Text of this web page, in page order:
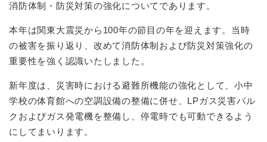
消防体制・防災対策の強化についてであります。
本年は関東大震災から100年の節目の年を迎えます。当時
の被害を振り返り、改めて消防体制および防災対策強化の
重要性を強く認識いたしました。
新年度は、災害時における避難所機能の強化として、小中
学校の体育館への空調設備の整備に併せ、LPガス災害バル
クおよびガス発電機を整備し、停電時でも可動できるよう
にしてまいります。